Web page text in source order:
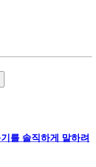
를 솔직하게 말하려